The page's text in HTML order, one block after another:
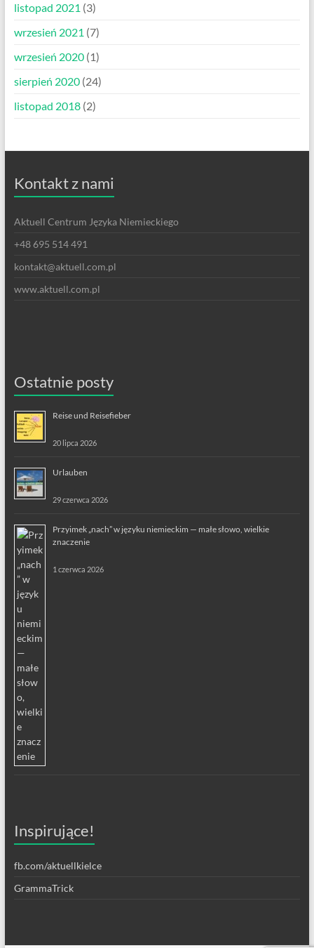
listopad 2021 (3)
wrzesień 2021 (7)
wrzesień 2020(1)
sierpień 2020(24)
listopad 2018(2)
Kontakt z nami
Aktuell Centrum Języka Niemieckiego
+48 695 514 491
kontakt@aktuell.com.pl
www.aktuell.com.pl
Ostatnie posty
Reise und Reisefieber
20 lipca 2026
Urlauben
29 czerwca 2026
Przyimek „nach” w języku niemieckim — małe słowo, wielkie
znaczenie
1 czerwca 2026
Inspirujące!
fb.com/aktuellkielce
GrammaTrick